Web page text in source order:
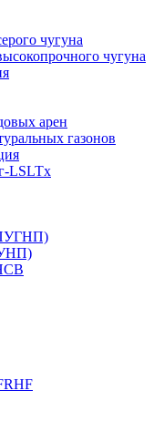
чугуна
чугуна
арен
газонов
LSLTx